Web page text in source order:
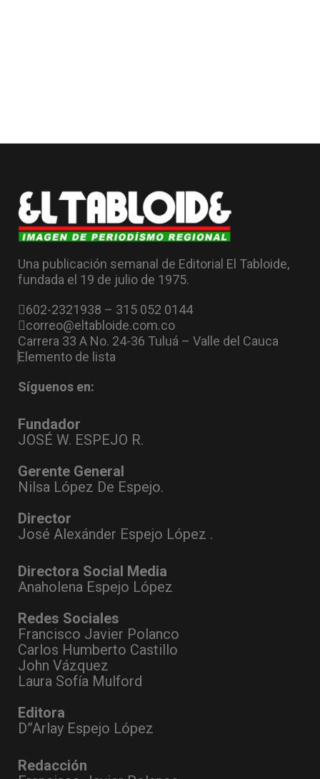
Una publicación semanal de Editorial El Tabloide,
fundada el 19 de julio de 1975.
602-2321938 – 315 052 0144
correo@eltabloide.com.co
Carrera 33 A No. 24-36 Tuluá – Valle del Cauca
Elemento de lista
Síguenos en:
Fundador
JOSÉ W. ESPEJO R.
Gerente General
Nilsa López De Espejo.
Director
José Alexánder Espejo López .
Directora Social Media
Anaholena Espejo López
Redes Sociales
Francisco Javier Polanco
Carlos Humberto Castillo
John Vázquez
Laura Sofía Mulford
Editora
D”Arlay Espejo López
Redacción